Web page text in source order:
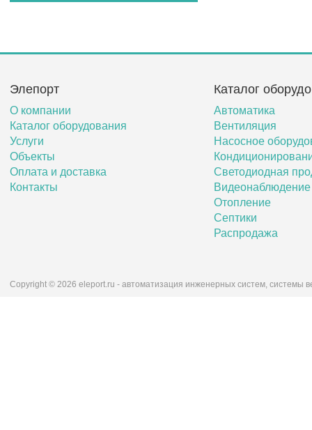
Элепорт
О компании
Каталог оборудования
Услуги
Объекты
Оплата и доставка
Контакты
Каталог
Автоматика
Вентиляция
Насосное
Светодиодная
Видеонаблюдение
Отопление
Септики
Распродажа
Copyright © 2026 eleport.ru - автоматизация инженерных систем, системы